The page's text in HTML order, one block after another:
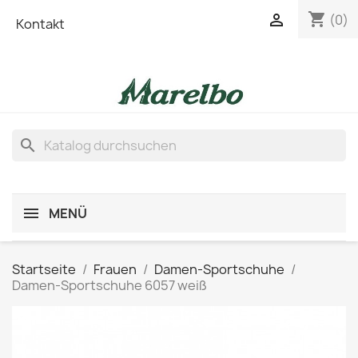
Kontakt shopping_cart (0)

search
MENÜ
Startseite Frauen
Damen-Sportschuhe
Damen-Sportschuhe 6057 weiß